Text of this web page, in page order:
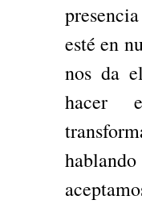
esté en
nos da
hacer